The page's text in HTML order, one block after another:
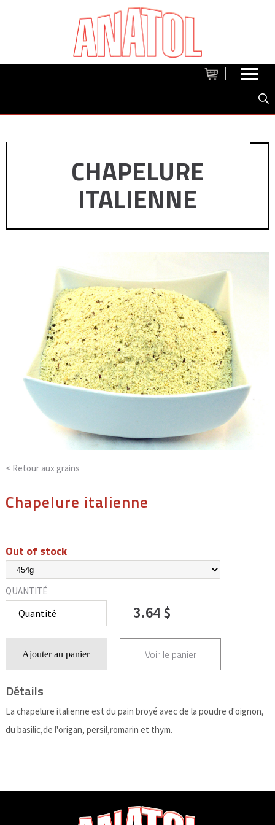
CHAPELURE
ITALIENNE
< Retour aux grains
Chapelure italienne
Out of stock
QUANTITÉ
3.64 $
Ajouter au panier Voir le panier
Détails
La chapelure italienne est du pain broyé avec de la poudre d'oignon,
du basilic,de l'origan, persil,romarin et thym.